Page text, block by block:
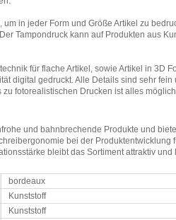
um in jeder Form und Größe Artikel zu
Tampondruck kann auf Produkten aus
für flache Artikel, sowie Artikel in 3D
digital gedruckt. Alle Details sind sehr fein
zu fotorealistischen Drucken ist alles
und bahnbrechende Produkte und
bei der Produktentwicklung
bleibt das Sortiment attraktiv
bordeaux
Kunststoff
Kunststoff